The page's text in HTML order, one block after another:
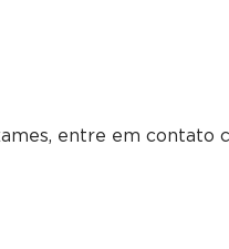
entre em contato